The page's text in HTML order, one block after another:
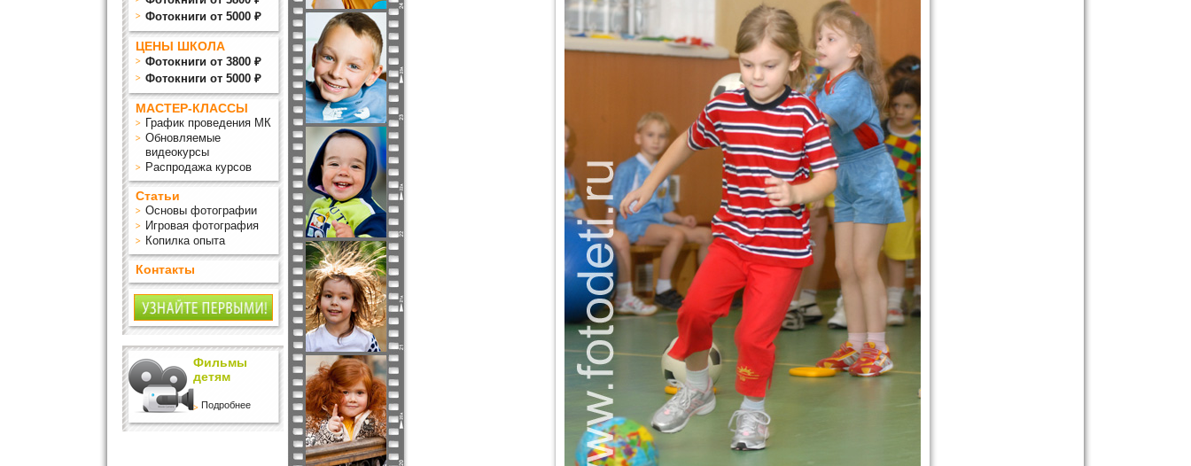
Фотокниги от 5000 ₽
ЦЕНЫ ШКОЛА
Фотокниги от 3800 ₽
Фотокниги от 5000 ₽
МАСТЕР-КЛАССЫ
График проведения МК
Обновляемые
видеокурсы
Распродажа курсов
Статьи
Основы фотографии
Игровая фотография
Копилка опыта
Контакты
Фильмы
детям
Подробнее